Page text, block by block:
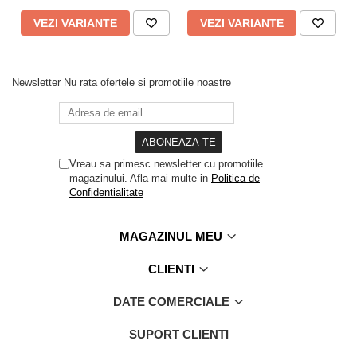
VEZI VARIANTE VEZI VARIANTE
Newsletter Nu rata ofertele si promotiile noastre
Vreau sa primesc newsletter cu promotiile
magazinului. Afla mai multe in Politica de
Confidentialitate
MAGAZINUL MEU
CLIENTI
DATE COMERCIALE
SUPORT CLIENTI